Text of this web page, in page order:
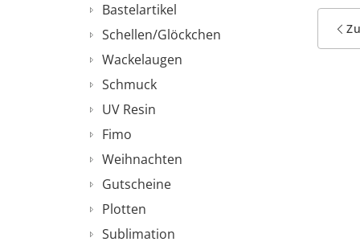
Bastelartikel
Schellen/Glöckchen
Wackelaugen
Schmuck
UV Resin
Fimo
Weihnachten
Gutscheine
Plotten
Sublimation